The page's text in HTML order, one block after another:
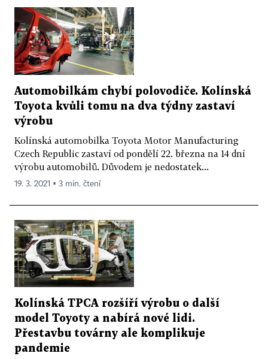
Automobilkám chybí polovodiče. Kolínská
Toyota kvůli tomu na dva týdny zastaví
výrobu
Kolínská automobilka Toyota Motor Manufacturing
Czech Republic zastaví od pondělí 22. března na 14 dní
výrobu automobilů. Důvodem je nedostatek...
19. 3. 2021 ▪ 3 min. čtení
Kolínská TPCA rozšíří výrobu o další
model Toyoty a nabírá nové lidi.
Přestavbu továrny ale komplikuje
pandemie